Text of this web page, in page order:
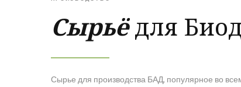
Сырьёдля
Сырье для производства БАД, популярное во